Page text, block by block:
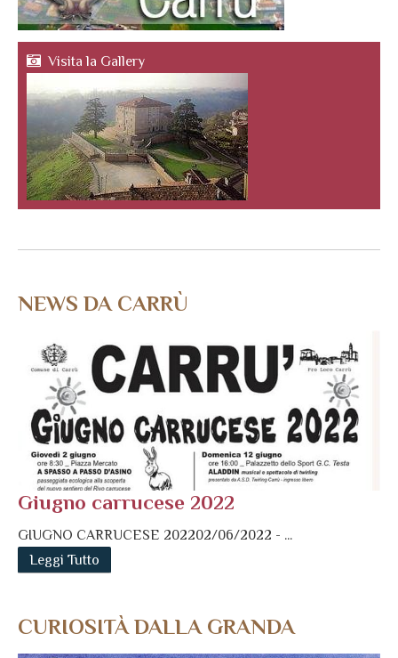
Visita la Gallery
NEWS DA CARRÙ
Giugno carrucese 2022
GIUGNO CARRUCESE 202202/06/2022 - ...
Leggi Tutto
CURIOSITÀ DALLA GRANDA